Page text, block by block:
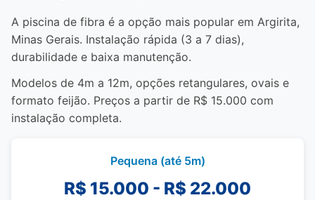
A piscina de fibra é a opção mais popular em Argirita,
Minas Gerais. Instalação rápida (3 a 7 dias),
durabilidade e baixa manutenção.
Modelos de 4m a 12m, opções retangulares, ovais e
formato feijão. Preços a partir de R$ 15.000 com
instalação completa.
Pequena (até 5m)
R$ 15.000 - R$ 22.000